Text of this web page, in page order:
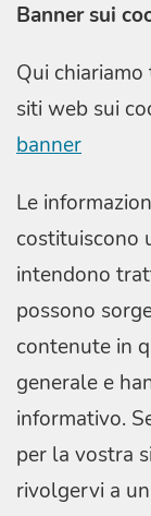
Banner sui
Qui
siti web sui
banner
Le
costituiscono
intendono
possono
contenute in
generale e
informativo.
per la vostra
rivolgervi a